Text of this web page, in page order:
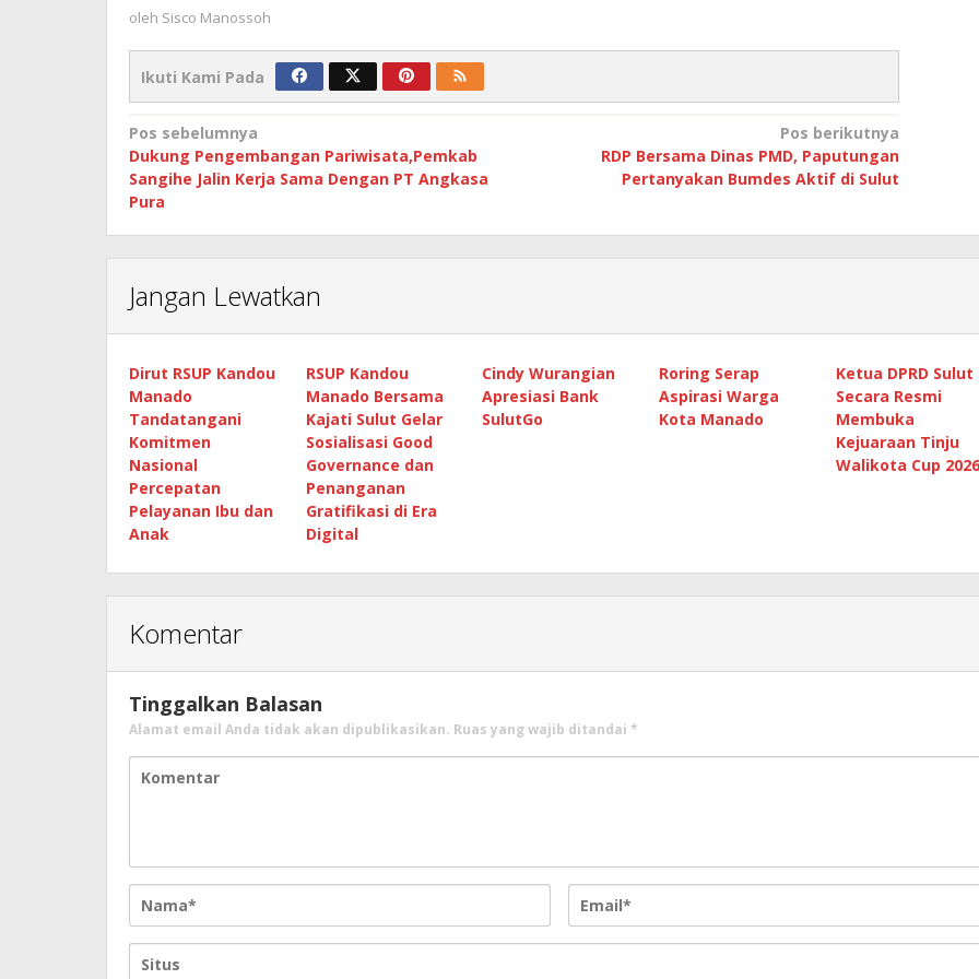
oleh Sisco Manossoh
Ikuti Kami Pada
Navigasi
pos
Pos sebelumnya
Dukung Pengembangan Pariwisata,Pemkab
Sangihe Jalin Kerja Sama Dengan PT Angkasa
Pura
Pos berikutnya
RDP Bersama Dinas PMD, Paputungan
Pertanyakan Bumdes Aktif di Sulut
Jangan Lewatkan
Dirut RSUP Kandou
Manado
Tandatangani
Komitmen
Nasional
Percepatan
Pelayanan Ibu dan
Anak
RSUP Kandou
Manado Bersama
Kajati Sulut Gelar
Sosialisasi Good
Governance dan
Penanganan
Gratifikasi di Era
Digital
Cindy Wurangian
Apresiasi Bank
SulutGo
Roring Serap
Aspirasi Warga
Kota Manado
Ketua DPRD Sulut
Secara Resmi
Membuka
Kejuaraan Tinju
Walikota Cup 2026
Komentar
Tinggalkan Balasan
Alamat email Anda tidak akan dipublikasikan. Ruas yang wajib ditandai *